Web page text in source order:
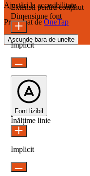
Ajustări la accesibilitate
Propulsat de OneTap
Ascunde bara de unelte
Extensii pentru conținut
Dimensiune font
Implicit
Font lizibil
Înălțime linie
Implicit